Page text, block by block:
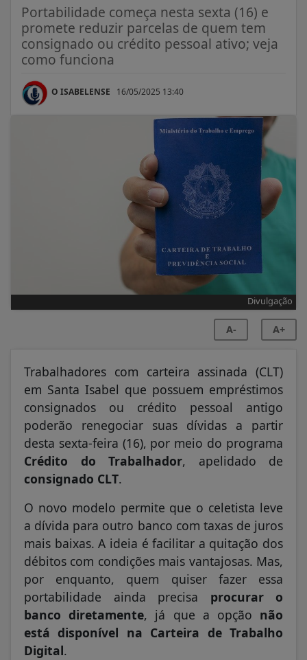
Portabilidade começa nesta sexta (16) e
promete reduzir parcelas de quem tem
consignado ou crédito pessoal ativo; veja
como funciona
O ISABELENSE 16/05/2025 13:40
Divulgação
A- A+
Trabalhadores com carteira assinada (CLT)
em Santa Isabel que possuem empréstimos
consignados ou crédito pessoal antigo
poderão renegociar suas dívidas a partir
desta sexta-feira (16), por meio do programa
Crédito do Trabalhador, apelidado de
consignado CLT.
O novo modelo permite que o celetista leve
a dívida para outro banco com taxas de juros
mais baixas. A ideia é facilitar a quitação dos
débitos com condições mais vantajosas. Mas,
por enquanto, quem quiser fazer essa
portabilidade ainda precisa procurar o
banco diretamente, já que a opção não
está disponível na Carteira de Trabalho
Digital.